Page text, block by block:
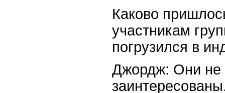
Каково
участникам
погрузился в
Джордж: Они не